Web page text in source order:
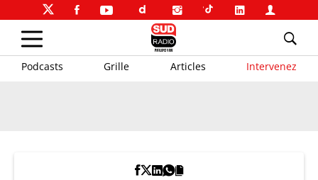
Podcasts Grille Articles Intervenez